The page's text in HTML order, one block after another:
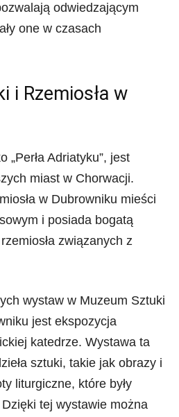
odwiedzającym
one w czasach
i Rzemiosła w
„Perła Adriatyku”, jest
miast w Chorwacji.
w Dubrowniku mieści
i posiada bogatą
związanych z
wystaw w Muzeum Sztuki
jest ekspozycja
katedrze. Wystawa ta
sztuki, takie jak obrazy i
liturgiczne, które były
tej wystawie można